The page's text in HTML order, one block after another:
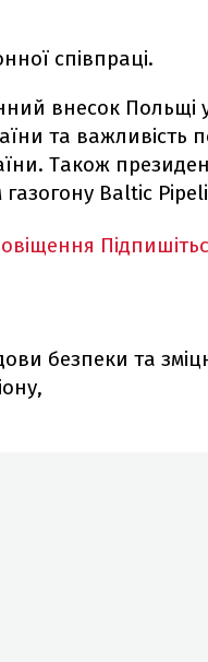
співпраці.
внесок Польщі
та важливість
Також
Baltic
безпеки та